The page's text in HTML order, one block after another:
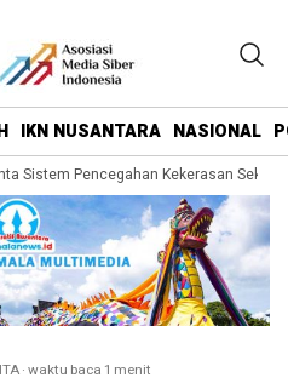
IKN NUSANTARA NASIONAL
Pencegahan Kekerasan Seksual
·waktu baca 1 menit